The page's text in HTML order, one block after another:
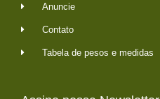
Anuncie
Contato
Tabela de pesos e medidas